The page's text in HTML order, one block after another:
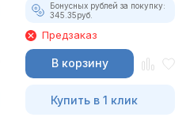
Бонусных рублей за покупку:
345.35руб.
Предзаказ
В корзину
Купить в 1 клик